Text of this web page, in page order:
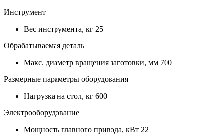
Инструмент
Вес инструмента, кг 25
Обрабатываемая деталь
Макс. диаметр вращения заготовки, мм 700
Размерные параметры оборудования
Нагрузка на стол, кг 600
Электрооборудование
Мощность главного привода, кВт 22